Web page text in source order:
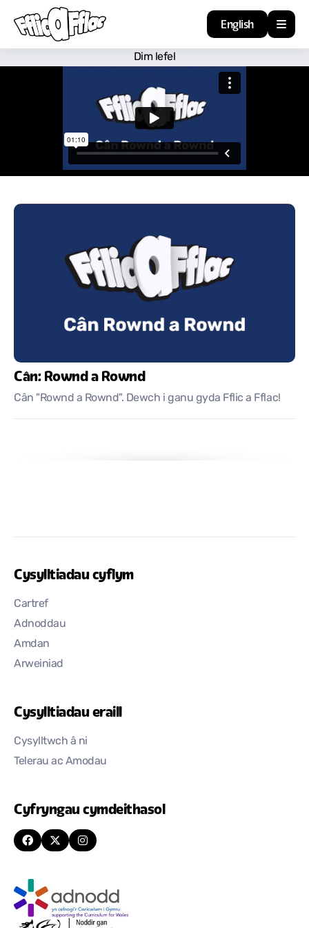
Adnoddau
Amdan
Arweiniad
English
Dim lefel
Cân: Rownd a Rownd
Cân "Rownd a Rownd". Dewch i ganu gyda Fflic a Fflac!
Cysylltiadau cyflym
Cartref
Adnoddau
Amdan
Arweiniad
Cysylltiadau eraill
Cysylltwch â ni
Telerau ac Amodau
Cyfryngau cymdeithasol